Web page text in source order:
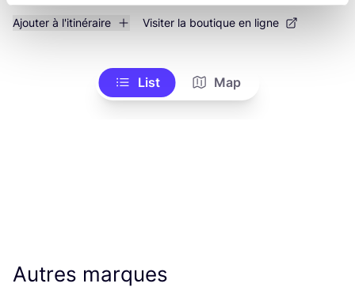
Ajouter à l'itinéraire Visiter la boutique en ligne
List Map
Autres marques